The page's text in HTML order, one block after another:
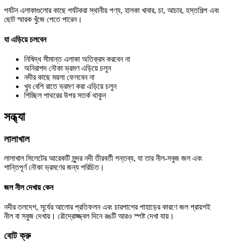
পর্যটন এলাকাগুলোর কাছে পর্যটকরা স্থানীয় পণ্য, হালকা খাবার, চা, আচার, হস্তশিল্প এবং
ছোট স্মারক খুঁজে পেতে পারেন।
যা এড়িয়ে চলবেন
নিষিদ্ধ সীমান্ত এলাকা অতিক্রম করবেন না
অনিরাপদ নৌকা ভ্রমণ এড়িয়ে চলুন
নদীর কাছে ময়লা ফেলবেন না
খুব বেশি রাতে ভ্রমণ করা এড়িয়ে চলুন
পিচ্ছিল পাথরের উপর সতর্ক থাকুন
সন্ধ্যা
লালাখাল
লালাখাল সিলেটের আরেকটি সুন্দর নদী তীরবর্তী গন্তব্য, যা তার নীল-সবুজ জল এবং
শান্তিপূর্ণ নৌকা ভ্রমণের জন্য পরিচিত।
জল নীল দেখায় কেন
নদীর তলদেশ, সূর্যের আলোর প্রতিফলন এবং চারপাশের পাহাড়ের কারণে জল প্রায়শই
নীল বা সবুজ দেখায়। রৌদ্রোজ্জ্বল দিনে রঙটি আরও স্পষ্ট দেখা যায়।
বোট ক্রু